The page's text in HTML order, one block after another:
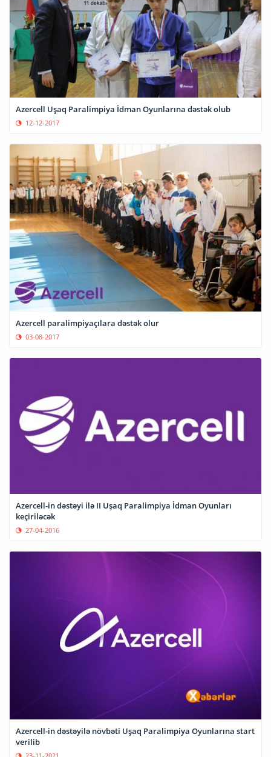
Azercell Uşaq Paralimpiya İdman Oyunlarına dəstək olub
12-12-2017
Azercell paralimpiyaçılara dəstək olur
03-08-2017
Azercell-in dəstəyi ilə II Uşaq Paralimpiya İdman Oyunları
keçiriləcək
27-04-2016
Azercell-in dəstəyilə növbəti Uşaq Paralimpiya Oyunlarına start
verilib